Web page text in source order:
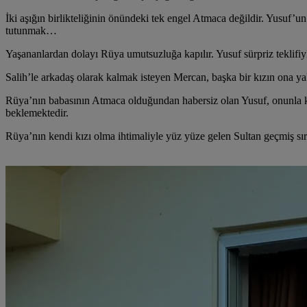
İki aşığın birlikteliğinin önündeki tek engel Atmaca değildir.
tutunmak…
Yaşananlardan dolayı Rüya umutsuzluğa kapılır. Yusuf sürpriz
Salih’le arkadaş olarak kalmak isteyen Mercan, başka bir kızın ona
Rüya’nın babasının Atmaca olduğundan habersiz olan Yusuf,
beklemektedir.
Rüya’nın kendi kızı olma ihtimaliyle yüz yüze gelen Sultan geçmiş